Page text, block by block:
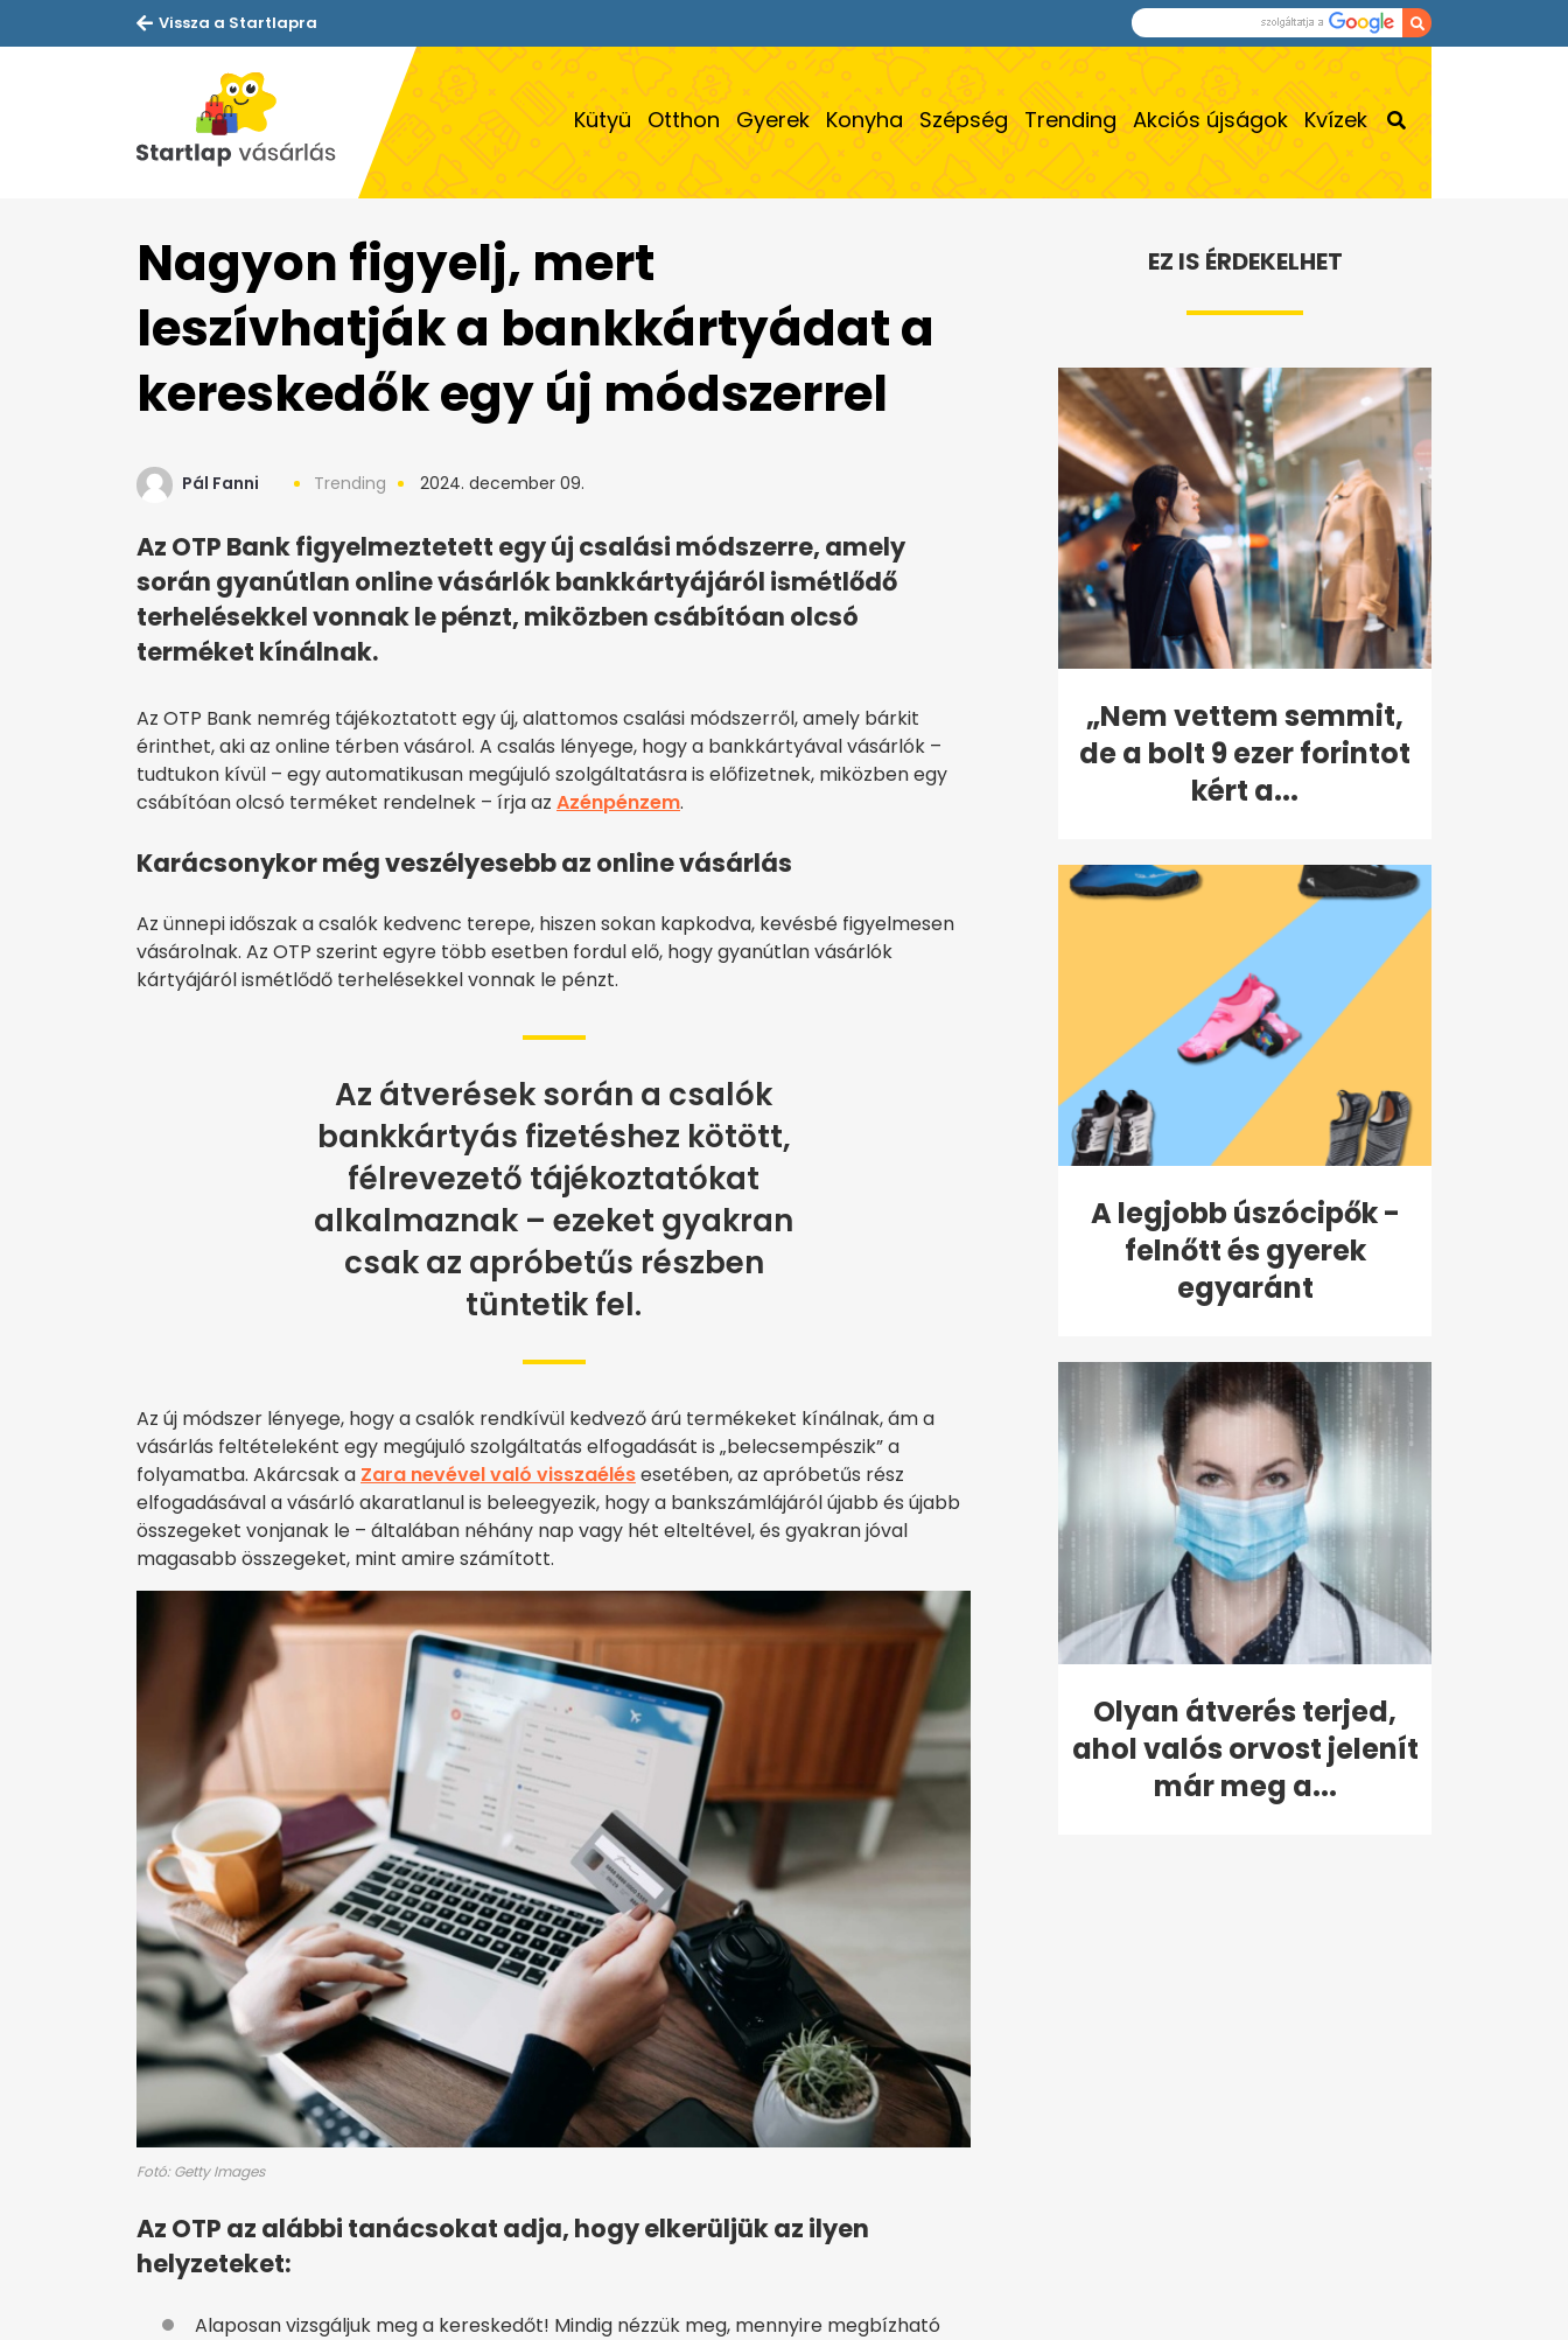
Vissza a Startlapra
Kütyü Otthon Gyerek Konyha Szépség Trending Akciós újságok Kvízek
Nagyon figyelj, mert
leszívhatják a bankkártyádat a
kereskedők egy új módszerrel
Pál Fanni Trending 2024. december 09.
Az OTP Bank figyelmeztetett egy új csalási módszerre, amely
során gyanútlan online vásárlók bankkártyájáról ismétlődő
terhelésekkel vonnak le pénzt, miközben csábítóan olcsó
terméket kínálnak.
Az OTP Bank nemrég tájékoztatott egy új, alattomos csalási módszerről, amely bárkit
érinthet, aki az online térben vásárol. A csalás lényege, hogy a bankkártyával vásárlók –
tudtukon kívül – egy automatikusan megújuló szolgáltatásra is előfizetnek, miközben egy
csábítóan olcsó terméket rendelnek – írja az Azénpénzem.
Karácsonykor még veszélyesebb az online vásárlás
Az ünnepi időszak a csalók kedvenc terepe, hiszen sokan kapkodva, kevésbé figyelmesen
vásárolnak. Az OTP szerint egyre több esetben fordul elő, hogy gyanútlan vásárlók
kártyájáról ismétlődő terhelésekkel vonnak le pénzt.
Az átverések során a csalók
bankkártyás fizetéshez kötött,
félrevezető tájékoztatókat
alkalmaznak – ezeket gyakran
csak az apróbetűs részben
tüntetik fel.
Az új módszer lényege, hogy a csalók rendkívül kedvező árú termékeket kínálnak, ám a
vásárlás feltételeként egy megújuló szolgáltatás elfogadását is „belecsempészik” a
folyamatba. Akárcsak a Zara nevével való visszaélésesetében, az apróbetűs rész
elfogadásával a vásárló akaratlanul is beleegyezik, hogy a bankszámlájáról újabb és újabb
összegeket vonjanak le – általában néhány nap vagy hét elteltével, és gyakran jóval
magasabb összegeket, mint amire számított.
Fotó: Getty Images
Az OTP az alábbi tanácsokat adja, hogy elkerüljük az ilyen
helyzeteket:
Alaposan vizsgáljuk meg a kereskedőt! Mindig nézzük meg, mennyire megbízható
EZ IS ÉRDEKELHET
„Nem vettem semmit,
de a bolt 9 ezer forintot
kért a...
A legjobb úszócipők -
felnőtt és gyerek
egyaránt
Olyan átverés terjed,
ahol valós orvost jelenít
már meg a...